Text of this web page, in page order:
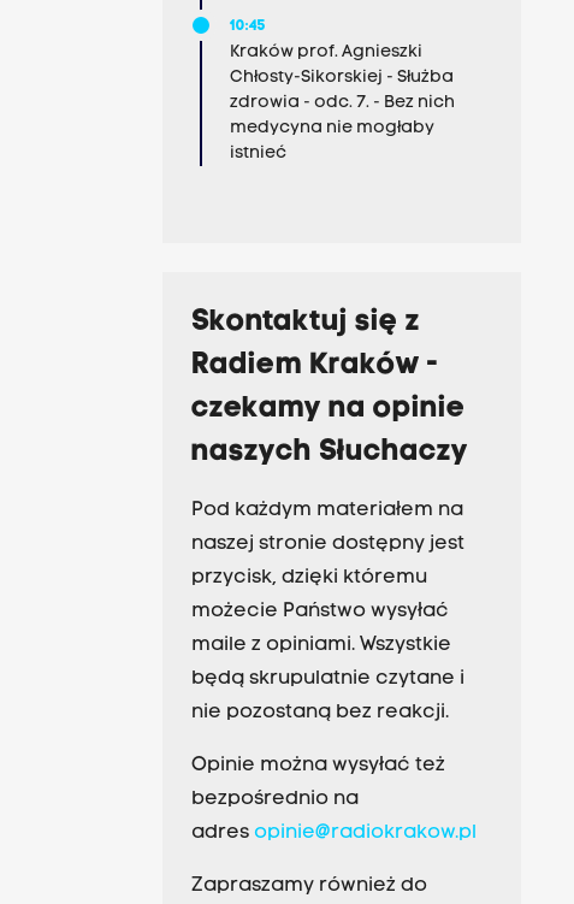
10:45
Kraków prof. Agnieszki
Chłosty-Sikorskiej - Służba
zdrowia - odc. 7. - Bez nich
medycyna nie mogłaby
istnieć
Skontaktuj się z
Radiem Kraków -
czekamy na opinie
naszych Słuchaczy
Pod każdym materiałem na
naszej stronie dostępny jest
przycisk, dzięki któremu
możecie Państwo wysyłać
maile z opiniami. Wszystkie
będą skrupulatnie czytane i
nie pozostaną bez reakcji.
Opinie można wysyłać też
bezpośrednio na
adres opinie@radiokrakow.pl
Zapraszamy również do